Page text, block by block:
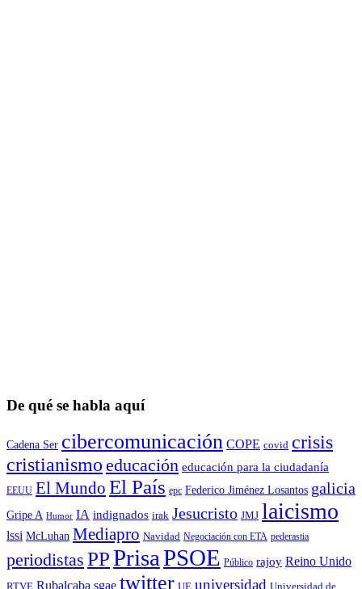
De qué se habla aquí
Cadena Ser cibercomunicación COPE covid crisis
cristianismo educación educación para la ciudadaní­a
EEUU El Mundo El País epc Federico Jiménez Losantos galicia
Gripe A Humor IA indignados irak Jesucristo JMJ laicismo
lssi McLuhan Mediapro Navidad Negociación con ETA pederastia
periodistas PPPrisaPSOE Público rajoy Reino Unido
RTVE Rubalcaba sgae twitter UE universidad Universidad de